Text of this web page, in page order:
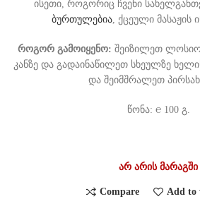
ისეთი, როგორიც ჩვენი
ბურთულებია , ქცეული მასაჟის
როგორ გამოიყენო: შეიზილეთ
კანზე და გადაინაწილეთ სხეულზე
და შეიმშრალეთ
წონა: ℮ 100 გ.
არ არის მარაგში
Compare Add to